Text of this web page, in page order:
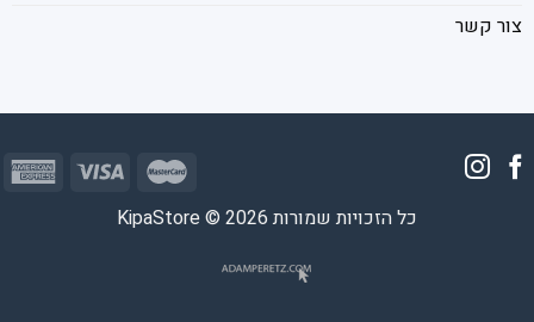
צור קשר
כל הזכויות שמורות 2026 © KipaStore